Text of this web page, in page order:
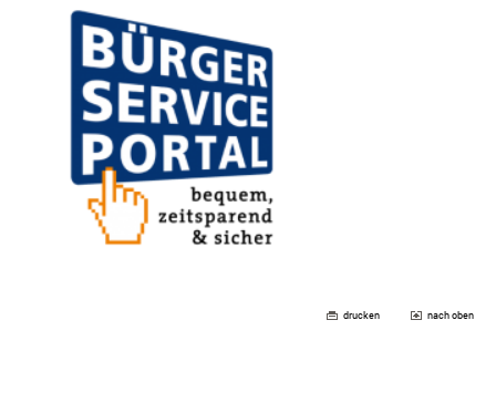
drucken nach oben